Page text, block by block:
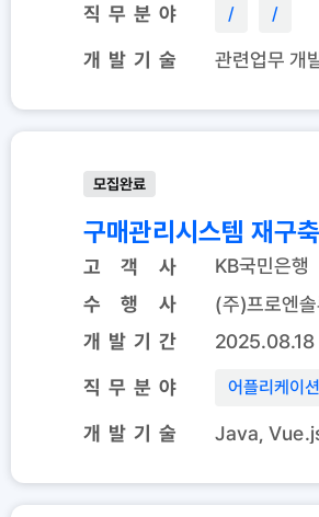
직 무 분 야
/ /
개 발 기 술
모집완료
구매관리시스템 재구
고 객 사 KB국민은행
수 행 사
(주)프로엔
개 발 기 간
직 무 분 야
어플리케이
개 발 기 술 Java,